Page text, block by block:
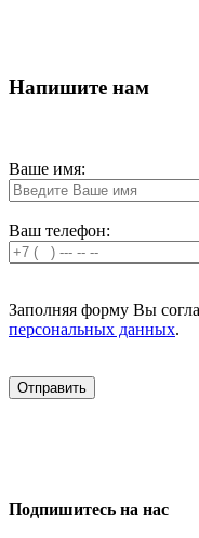
Напишите нам
Ваше имя:
Ваш телефон:
Заполняя форму Вы
персональных данных.
Отправить
Подпишитесь на нас